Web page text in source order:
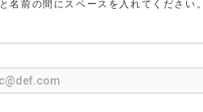
名前の間にスペースを入れてください。